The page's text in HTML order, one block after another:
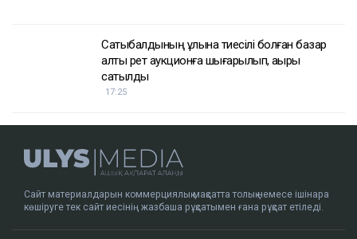
Сатыбалдының ұлына тиесілі болған базар
алты рет аукционға шығарылып, ақыры
сатылды
17:25
Сайт материалдарын коммерциялық мақсатта толық немесе ішінара
көшіруге тек сайт иесінің жазбаша рұқсатымен ғана рұқсат етіледі.